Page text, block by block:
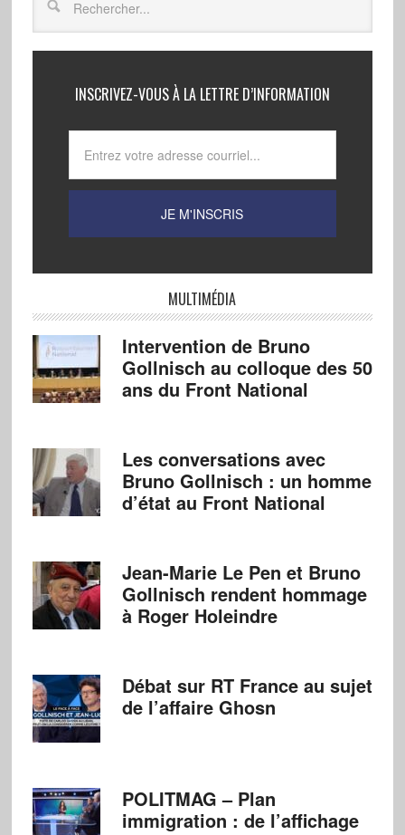
INSCRIVEZ-VOUS À LA LETTRE D’INFORMATION
MULTIMÉDIA
Intervention de Bruno
Gollnisch au colloque des 50
ans du Front National
Les conversations avec
Bruno Gollnisch : un homme
d’état au Front National
Jean-Marie Le Pen et Bruno
Gollnisch rendent hommage
à Roger Holeindre
Débat sur RT France au sujet
de l’affaire Ghosn
POLITMAG – Plan
immigration : de l’affichage